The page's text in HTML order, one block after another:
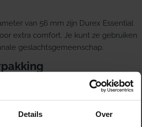
Details Over
van 56 mm zijn Durex Essential
extra comfort. Je kunt ze gebruiken
geslachtsgemeenschap.
van transparant natuurlijk
verantwoorde latex en recyclebaar
deze condooms verzonden in een